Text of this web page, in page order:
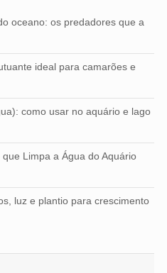
oceano: os predadores que a
ideal para camarões e
como usar no aquário e lago
Limpa a Água do Aquário
luz e plantio para crescimento